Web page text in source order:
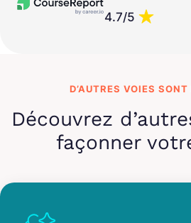
4.7/5
D’AUTRES VOIES
Découvrez
façonner